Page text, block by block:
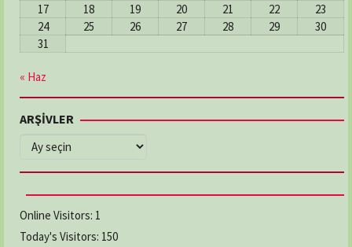
17
18 19 20 21 22
23
24
25 26 27 28 29
30
31
« Haz
ARŞİVLER
ARŞİVLER
Online Visitors: 1
Today's Visitors: 150